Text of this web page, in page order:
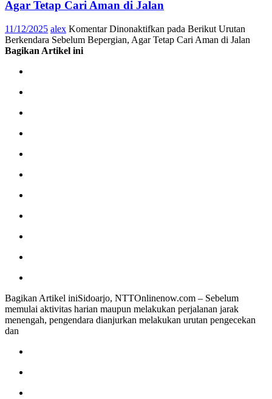
Agar Tetap Cari Aman di Jalan
11/12/2025 alex Komentar Dinonaktifkan pada Berikut Urutan
Berkendara Sebelum Bepergian, Agar Tetap Cari Aman di Jalan
Bagikan Artikel ini
Bagikan Artikel iniSidoarjo, NTTOnlinenow.com – Sebelum
memulai aktivitas harian maupun melakukan perjalanan jarak
menengah, pengendara dianjurkan melakukan urutan pengecekan
dan